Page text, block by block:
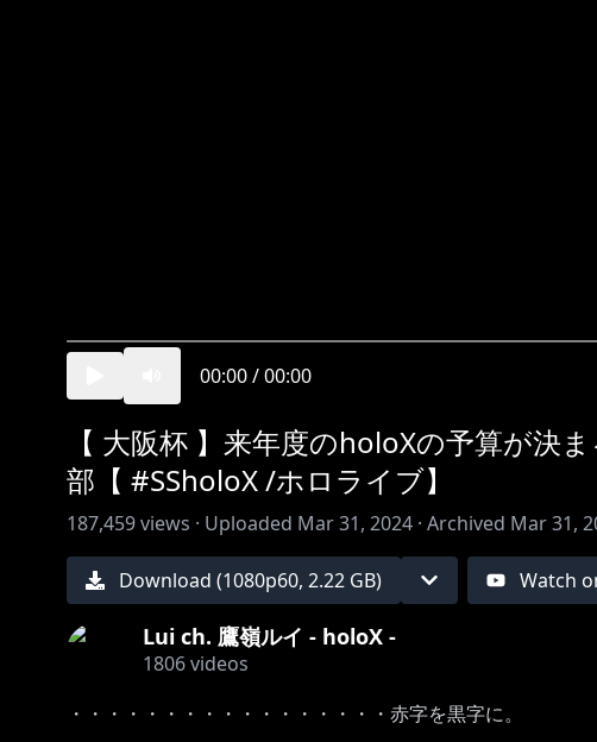
00:00/00:00
【 大阪杯 】来年度のholoXの予算が決
部【 #SSholoX /ホロライブ】
187,459views · Uploaded Mar 31, 2024 · Archived Mar 31,
Download (1080p60, 2.22 GB) Watch
Lui ch. 鷹嶺ルイ - holoX -
1806videos
・・・・・・・・・・・・・・・・・赤字を黒字に。